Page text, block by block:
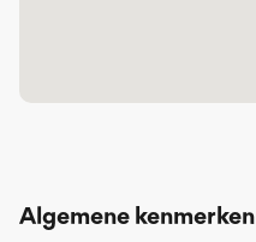
Algemene kenmerken